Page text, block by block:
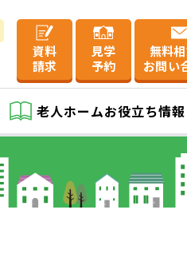
資料
請求
見学
予約
無料相
お問い
老人ホームお役立ち情報